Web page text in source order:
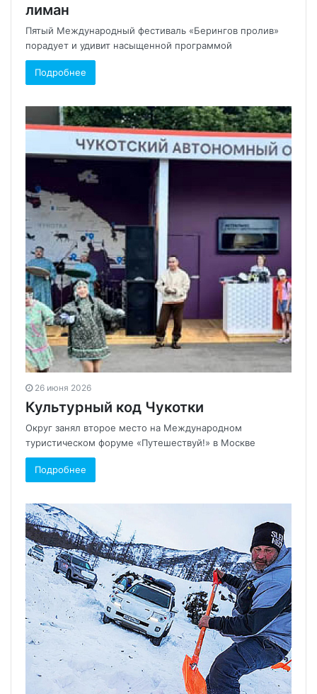
лиман
Пятый Международный фестиваль «Берингов пролив»
порадует и удивит насыщенной программой
Подробнее
26 июня 2026
Культурный код Чукотки
Округ занял второе место на Международном
туристическом форуме «Путешествуй!» в Москве
Подробнее